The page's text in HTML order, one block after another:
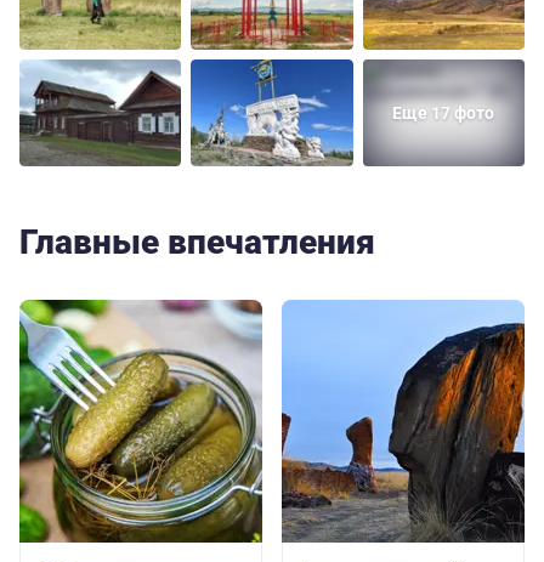
Еще 17 фото
Главные впечатления